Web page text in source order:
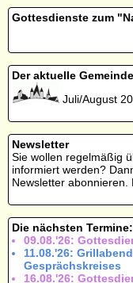
Gottesdienste zum
Der aktuelle
Juli/August
Newsletter
Sie wollen regelmäßig
informiert werden?
Newsletter abonnieren.
Die nächsten Termine:
09.08.'26:
11.08.'26:
Gesprächskreises
16.08.'26: